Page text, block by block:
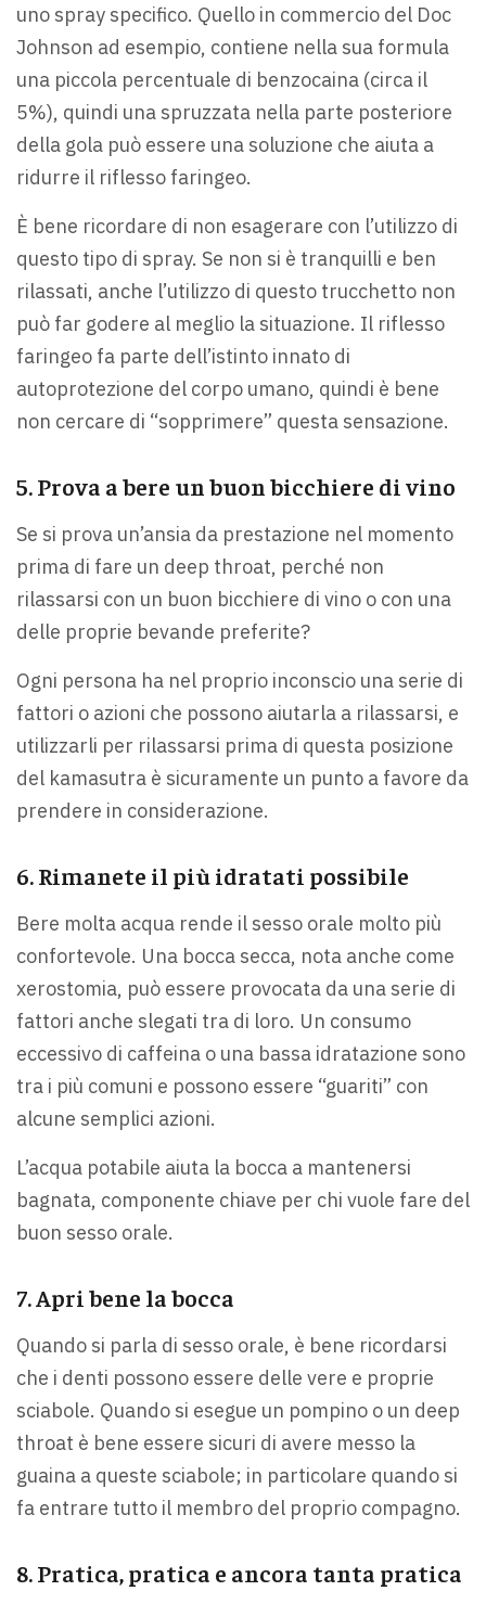
uno spray specifico. Quello in commercio del Doc
Johnson ad esempio, contiene nella sua formula
una piccola percentuale di benzocaina (circa il
5%), quindi una spruzzata nella parte posteriore
della gola può essere una soluzione che aiuta a
ridurre il riflesso faringeo.
È bene ricordare di non esagerare con l’utilizzo di
questo tipo di spray. Se non si è tranquilli e ben
rilassati, anche l’utilizzo di questo trucchetto non
può far godere al meglio la situazione. Il riflesso
faringeo fa parte dell’istinto innato di
autoprotezione del corpo umano, quindi è bene
non cercare di “sopprimere” questa sensazione.
5. Prova a bere un buon bicchiere di vino
Se si prova un’ansia da prestazione nel momento
prima di fare un deep throat, perché non
rilassarsi con un buon bicchiere di vino o con una
delle proprie bevande preferite?
Ogni persona ha nel proprio inconscio una serie di
fattori o azioni che possono aiutarla a rilassarsi, e
utilizzarli per rilassarsi prima di questa posizione
del kamasutra è sicuramente un punto a favore da
prendere in considerazione.
6. Rimanete il più idratati possibile
Bere molta acqua rende il sesso orale molto più
confortevole. Una bocca secca, nota anche come
xerostomia, può essere provocata da una serie di
fattori anche slegati tra di loro. Un consumo
eccessivo di caffeina o una bassa idratazione sono
tra i più comuni e possono essere “guariti” con
alcune semplici azioni.
L’acqua potabile aiuta la bocca a mantenersi
bagnata, componente chiave per chi vuole fare del
buon sesso orale.
7. Apri bene la bocca
Quando si parla di sesso orale, è bene ricordarsi
che i denti possono essere delle vere e proprie
sciabole. Quando si esegue un pompino o un deep
throat è bene essere sicuri di avere messo la
guaina a queste sciabole; in particolare quando si
fa entrare tutto il membro del proprio compagno.
8. Pratica, pratica e ancora tanta pratica